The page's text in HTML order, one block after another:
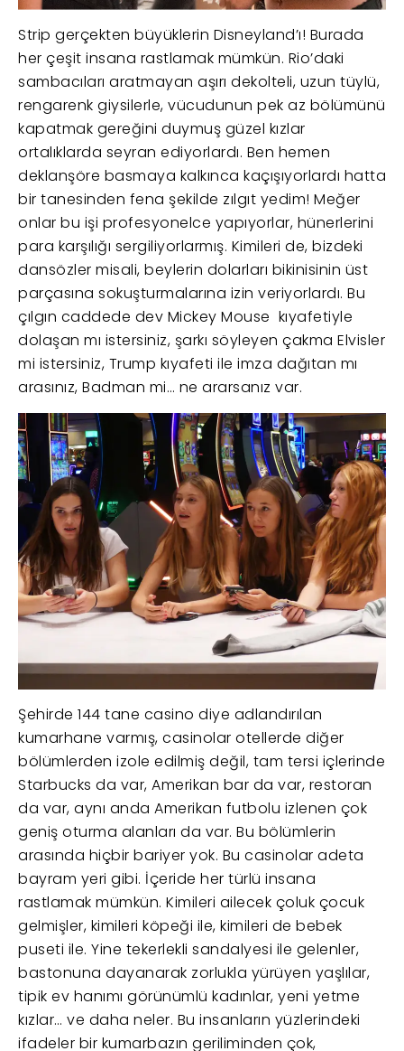
Strip gerçekten büyüklerin Disneyland’ı! Burada
her çeşit insana rastlamak mümkün. Rio’daki
sambacıları aratmayan aşırı dekolteli, uzun tüylü,
rengarenk giysilerle, vücudunun pek az bölümünü
kapatmak gereğini duymuş güzel kızlar
ortalıklarda seyran ediyorlardı. Ben hemen
deklanşöre basmaya kalkınca kaçışıyorlardı hatta
bir tanesinden fena şekilde zılgıt yedim! Meğer
onlar bu işi profesyonelce yapıyorlar, hünerlerini
para karşılığı sergiliyorlarmış. Kimileri de, bizdeki
dansözler misali, beylerin dolarları bikinisinin üst
parçasına sokuşturmalarına izin veriyorlardı. Bu
çılgın caddede dev Mickey Mouse kıyafetiyle
dolaşan mı istersiniz, şarkı söyleyen çakma Elvisler
mi istersiniz, Trump kıyafeti ile imza dağıtan mı
arasınız, Badman mi… ne ararsanız var.
Şehirde 144 tane casino diye adlandırılan
kumarhane varmış, casinolar otellerde diğer
bölümlerden izole edilmiş değil, tam tersi içlerinde
Starbucks da var, Amerikan bar da var, restoran
da var, aynı anda Amerikan futbolu izlenen çok
geniş oturma alanları da var. Bu bölümlerin
arasında hiçbir bariyer yok. Bu casinolar adeta
bayram yeri gibi. İçeride her türlü insana
rastlamak mümkün. Kimileri ailecek çoluk çocuk
gelmişler, kimileri köpeği ile, kimileri de bebek
puseti ile. Yine tekerlekli sandalyesi ile gelenler,
bastonuna dayanarak zorlukla yürüyen yaşlılar,
tipik ev hanımı görünümlü kadınlar, yeni yetme
kızlar… ve daha neler. Bu insanların yüzlerindeki
ifadeler bir kumarbazın geriliminden çok,